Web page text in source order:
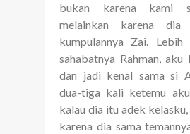
bukan karena kami
melainkan karena
kumpulannya Zai. Lebih
sahabatnya Rahman, aku
dan jadi kenal sama si
dua-tiga kali ketemu
kalau dia itu adek
karena dia sama